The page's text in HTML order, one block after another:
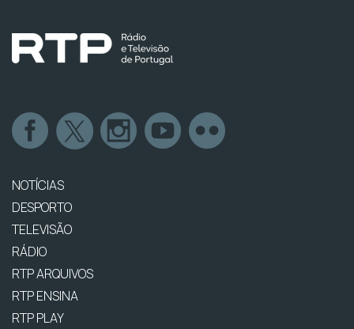
NOTÍCIAS
DESPORTO
TELEVISÃO
RÁDIO
RTP ARQUIVOS
RTP ENSINA
RTP PLAY